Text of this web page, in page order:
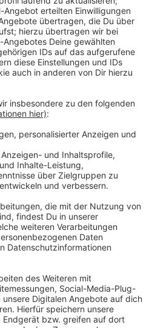
minimieren.
Stück
und eine wichtige
Uwe
betont und unterstützt die
Leverkusen
Mitte: Pläne vorgestellt
in Opladen: Haus
Stadt" in Leverkusen läuft